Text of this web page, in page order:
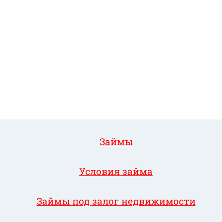
Займы
Условия займа
Займы под залог недвижимости